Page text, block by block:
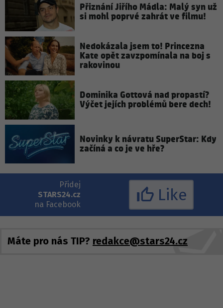
Přiznání Jiřího Mádla: Malý syn už
si mohl poprvé zahrát ve filmu!
Nedokázala jsem to! Princezna
Kate opět zavzpomínala na boj s
rakovinou
Dominika Gottová nad propastí?
Výčet jejích problémů bere dech!
Novinky k návratu SuperStar: Kdy
začíná a co je ve hře?
Přidej
STARS24.cz
na Facebook
Like
Máte pro nás TIP? redakce@stars24.cz